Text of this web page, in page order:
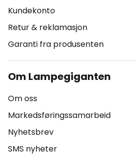
Kundekonto
Retur & reklamasjon
Garanti fra produsenten
Om Lampegiganten
Om oss
Markedsføringssamarbeid
Nyhetsbrev
SMS nyheter